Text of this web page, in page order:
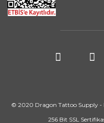
© 2020 Dragon Tattoo Supply -
256 Bit SSL